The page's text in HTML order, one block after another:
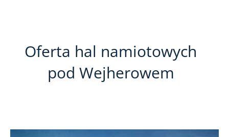
Oferta hal namiotowych
pod Wejherowem